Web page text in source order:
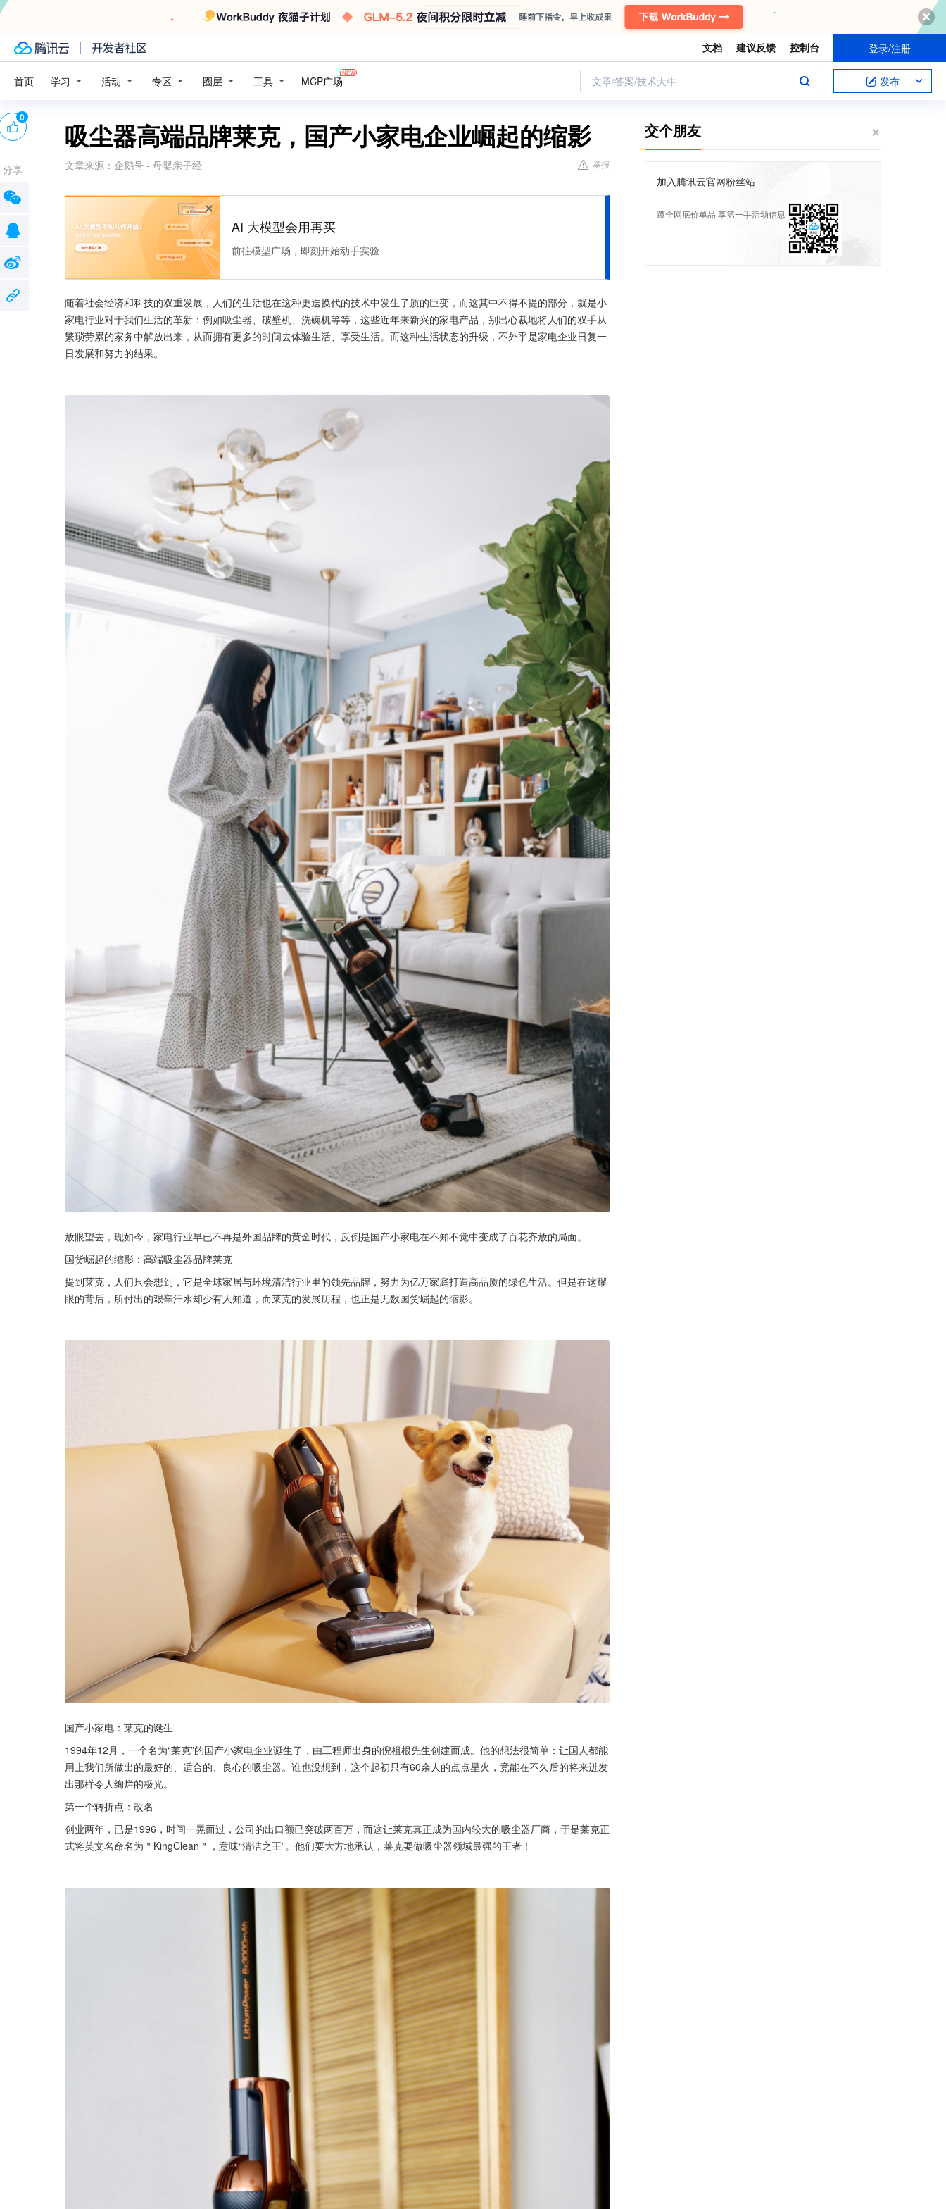
文档 建议反馈 控制台 登录/注册
首页 学习 活动 专区 圈层 工具 MCP广场 文章/答案/技术大牛 发布
吸尘器高端品牌莱克，国产小家电企业崛起的缩影
文章来源： 企鹅号 - 母婴亲子经 举报
广告
AI 大模型会用再买
前往模型广场，即刻开始动手实验
随着社会经济和科技的双重发展，人们的生活也在这种更迭换代的技术中发生了质的巨变，而这其中不得不提的部分，就是小
家电行业对于我们生活的革新：例如吸尘器、破壁机、洗碗机等等，这些近年来新兴的家电产品，别出心裁地将人们的双手从
繁琐劳累的家务中解放出来，从而拥有更多的时间去体验生活、享受生活。而这种生活状态的升级，不外乎是家电企业日复一
日发展和努力的结果。
放眼望去，现如今，家电行业早已不再是外国品牌的黄金时代，反倒是国产小家电在不知不觉中变成了百花齐放的局面。
国货崛起的缩影：高端吸尘器品牌莱克
提到莱克，人们只会想到，它是全球家居与环境清洁行业里的领先品牌，努力为亿万家庭打造高品质的绿色生活。但是在这耀
眼的背后，所付出的艰辛汗水却少有人知道，而莱克的发展历程，也正是无数国货崛起的缩影。
国产小家电：莱克的诞生
1994年12月，一个名为“莱克”的国产小家电企业诞生了，由工程师出身的倪祖根先生创建而成。他的想法很简单：让国人都能
用上我们所做出的最好的、适合的、良心的吸尘器。谁也没想到，这个起初只有60余人的点点星火，竟能在不久后的将来迸发
出那样令人绚烂的极光。
第一个转折点：改名
创业两年，已是1996，时间一晃而过，公司的出口额已突破两百万，而这让莱克真正成为国内较大的吸尘器厂商，于是莱克正
式将英文名命名为＂KingClean＂，意味“清洁之王”。他们要大方地承认，莱克要做吸尘器领域最强的王者！
0
分享
交个朋友
加入腾讯云官网粉丝站
蹲全网底价单品 享第一手活动信息